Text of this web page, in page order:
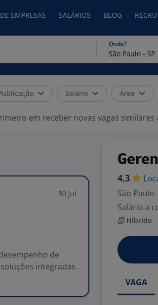
EMPRESAS SALÁRIOS BLOG
Onde?
Salário Área
em receber novas vagas similares
30 jul
de
integradas
4,3
São Paulo
Salário a
Híbrido
VAGA